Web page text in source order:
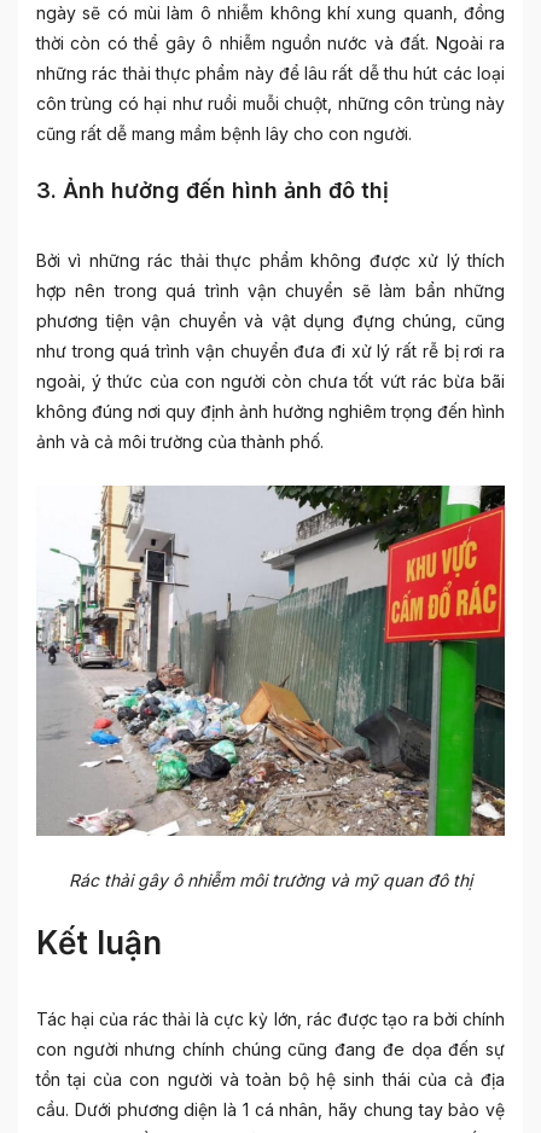
ngày sẽ có mùi làm ô nhiễm không khí xung quanh, đồng
thời còn có thể gây ô nhiễm nguồn nước và đất. Ngoài ra
những rác thải thực phẩm này để lâu rất dễ thu hút các loại
côn trùng có hại như ruồi muỗi chuột, những côn trùng này
cũng rất dễ mang mầm bệnh lây cho con người.
3. Ảnh hưởng đến hình ảnh đô thị
Bởi vì những rác thải thực phẩm không được xử lý thích
hợp nên trong quá trình vận chuyển sẽ làm bẩn những
phương tiện vận chuyển và vật dụng đựng chúng, cũng
như trong quá trình vận chuyển đưa đi xử lý rất rễ bị rơi ra
ngoài, ý thức của con người còn chưa tốt vứt rác bừa bãi
không đúng nơi quy định ảnh hưởng nghiêm trọng đến hình
ảnh và cả môi trường của thành phố.
Rác thải gây ô nhiễm môi trường và mỹ quan đô thị
Kết luận
Tác hại của rác thải là cực kỳ lớn, rác được tạo ra bởi chính
con người nhưng chính chúng cũng đang đe dọa đến sự
tồn tại của con người và toàn bộ hệ sinh thái của cả địa
cầu. Dưới phương diện là 1 cá nhân, hãy chung tay bảo vệ